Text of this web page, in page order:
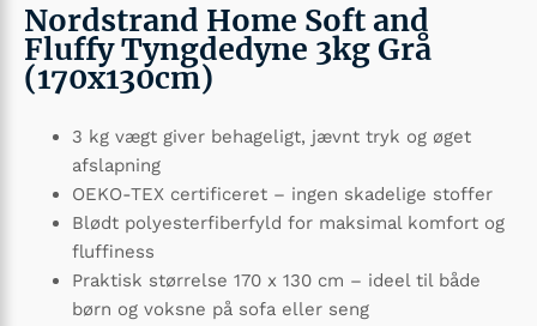
Nordstrand Home Soft and
Fluffy Tyngdedyne 3kg Grå
(170x130cm)
3 kg vægt giver behageligt, jævnt tryk og øget
afslapning
OEKO-TEX certificeret – ingen skadelige stoffer
Blødt polyesterfiberfyld for maksimal komfort og
fluffiness
Praktisk størrelse 170 x 130 cm – ideel til både
børn og voksne på sofa eller seng